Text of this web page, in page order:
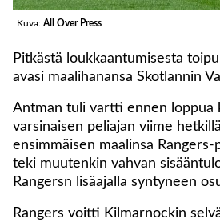
Kuva: All Over Press
Pitkästä loukkaantumisesta
avasi maalihanansa Skotlannin
Antman tuli vartti ennen loppua
varsinaisen peliajan viime
ensimmäisen maalinsa Rangers-
teki muutenkin vahvan
Rangersn lisäajalla syntyneen
Rangers voitti Kilmarnockin